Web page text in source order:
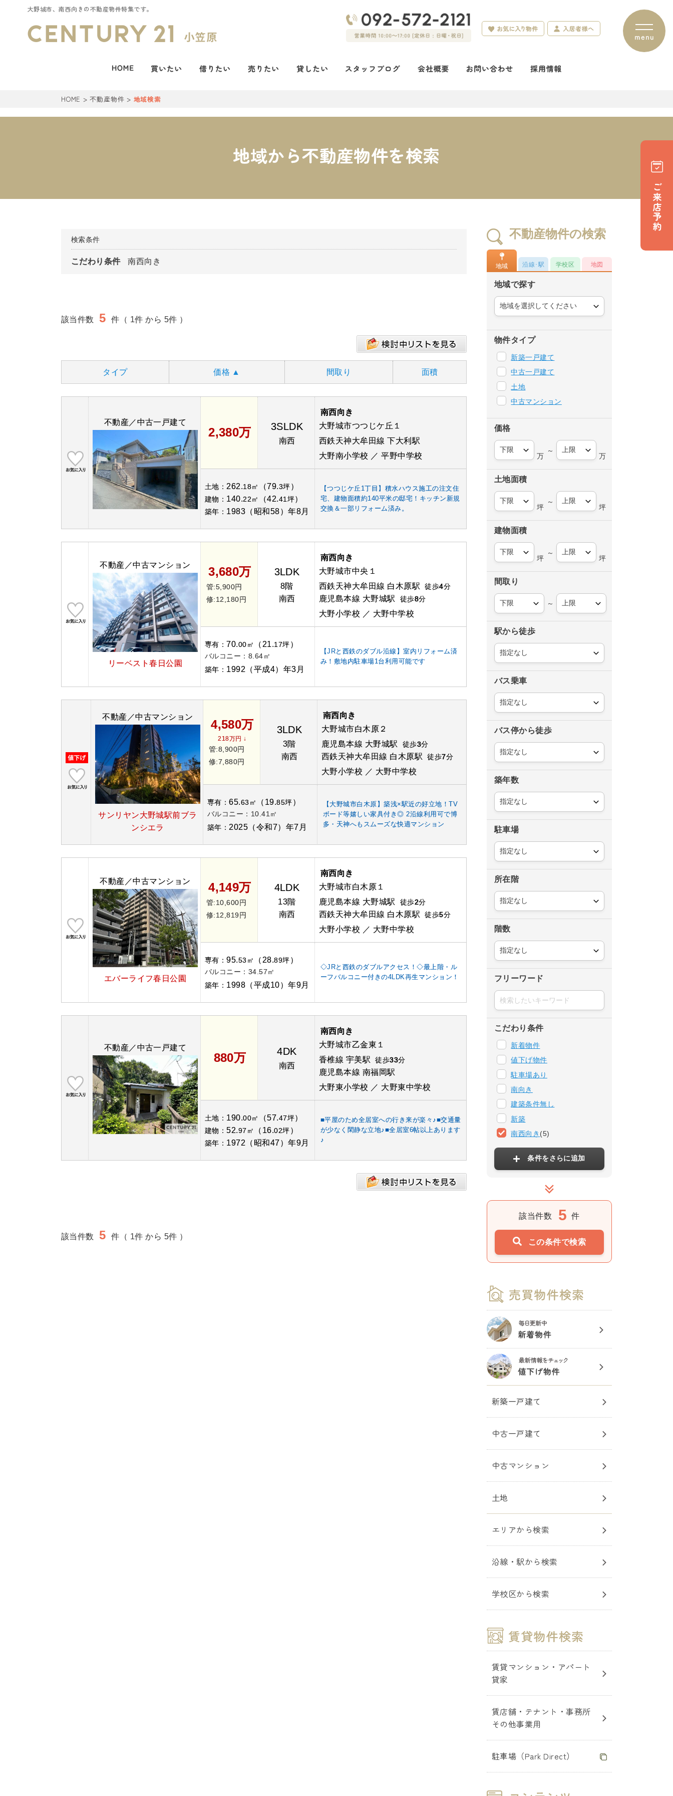
大野城市、南西向きの不動産物件特集です。
HOME >不動産物件 > 地域検索
地域から不動産物件を検索
検索条件
こだわり条件 南西向き
該当件数 5 件（ 1件 から 5件 ）
タイプ 価格 ▲ 間取り 面積
不動産／中古一戸建て
2,380万 3SLDK
南西
南西向き
大野城市つつじケ丘１
西鉄天神大牟田線 下大利駅
大野南小学校 ／ 平野中学校
土地： 262.18㎡ （79.3坪）
建物： 140.22㎡ （42.41坪）
築年： 1983（昭和58）年8月
【つつじケ丘1丁目】積水ハウス施工の注文住
宅、建物面積約140平米の邸宅！キッチン新規
交換＆一部リフォーム済み。
不動産／中古マンション
リーベスト春日公園
3,680万
管:5,900円
修:12,180円
3LDK
8階
南西
南西向き
大野城市中央１
西鉄天神大牟田線 白木原駅 徒歩4分
鹿児島本線 大野城駅 徒歩8分
大野小学校 ／ 大野中学校
専有：70.00㎡ （21.17坪）
バルコニー：8.64㎡
築年： 1992（平成4）年3月
【JRと西鉄のダブル沿線】室内リフォーム済
み！敷地内駐車場1台利用可能です
不動産／中古マンション
サンリヤン大野城駅前ブラ
ンシエラ
4,580万
218万円 ↓
管:8,900円
修:7,880円
3LDK
3階
南西
南西向き
大野城市白木原２
鹿児島本線 大野城駅
徒歩3分
西鉄天神大牟田線 白木原駅 徒歩7分
大野小学校 ／ 大野中学校
専有：65.63㎡ （19.85坪）
バルコニー：10.41㎡
築年： 2025（令和7）年7月
【大野城市白木原】築浅×駅近の好立地！TV
ボード等嬉しい家具付き◎ 2沿線利用可で博
多・天神へもスムーズな快適マンション
不動産／中古マンション
エバーライフ春日公園
4,149万
管:10,600円
修:12,819円
4LDK
13階
南西
南西向き
大野城市白木原１
鹿児島本線 大野城駅
徒歩2分
西鉄天神大牟田線 白木原駅 徒歩5分
大野小学校 ／ 大野中学校
専有：95.53㎡ （28.89坪）
バルコニー：34.57㎡
築年： 1998（平成10）年9月
◇JRと西鉄のダブルアクセス！◇最上階・ル
ーフバルコニー付きの4LDK再生マンション！
不動産／中古一戸建て
880万 4DK
南西
南西向き
大野城市乙金東１
香椎線 宇美駅 徒歩33分
鹿児島本線 南福岡駅
大野東小学校 ／ 大野東中学校
土地： 190.00㎡ （57.47坪）
建物：52.97㎡ （16.02坪）
築年： 1972（昭和47）年9月
■平屋のため全居室への行き来が楽々♪■交通量
が少なく閑静な立地♪■全居室6帖以上あります
♪
該当件数 5 件（ 1件 から 5件 ）
不動産物件の検索
地域 沿線･駅 学校区 地図
地域で探す
物件タイプ
新築一戸建て
中古一戸建て
土地
中古マンション
価格
万
～
万
土地面積
坪
～
坪
建物面積
坪
～
坪
間取り
～
駅から徒歩
バス乗車
バス停から徒歩
築年数
駐車場
所在階
階数
フリーワード
こだわり条件
新着物件
値下げ物件
駐車場あり
南向き
建築条件無し
新築
南西向き (5)
条件をさらに追加
該当件数 5 件
この条件で検索
新築一戸建て
中古一戸建て
中古マンション
土地
エリアから検索
沿線・駅から検索
学校区から検索
賃貸マンション・アパート
貸家
賃店舗・テナント・事務所
その他事業用
駐車場（Park Direct）